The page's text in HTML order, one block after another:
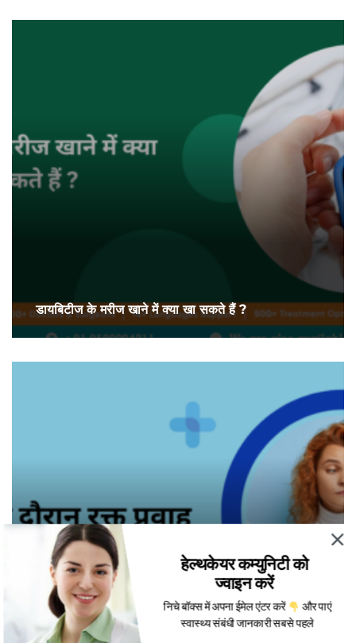
डायबिटीज के मरीज खाने में क्या खा सकते हैं ?
हेल्थकेयर कम्युनिटी को
ज्वाइन करें
निचे बॉक्स में अपना ईमेल एंटर करें
और पाएं
स्वास्थ्य संबंधी जानकारी सबसे पहले